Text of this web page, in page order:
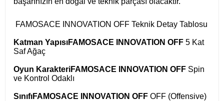
FAMOSACE INNOVATION OFF Teknik Detay Tablosu
Katman YapısıFAMOSACE INNOVATION OFF 5 Kat
Saf Ağaç
Oyun KarakteriFAMOSACE INNOVATION OFF Spin
ve Kontrol Odaklı
SınıfıFAMOSACE INNOVATION OFF OFF (Offensive)